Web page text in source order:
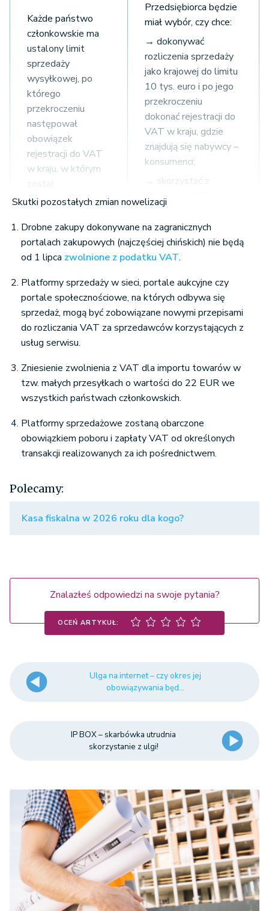
Każde państwo
członkowskie ma
ustalony limit
sprzedaży
wysyłkowej, po
którego
przekroczeniu
następował
obowiązek
rejestracji do VAT
w kraju, w którym
przekroczony limit.
rejestracją do VAT
w danym kraju,
składania w nim
tym samym
prowadzeniem
ewidencji VAT
zgodnie z
wymogami
określonymi w
danym państwie
członkowskim.
Przedsiębiorca będzie
miał wybór, czy chce:
→ dokonywać
rozliczenia sprzedaży
jako krajowej do limitu
10 tys. euro i po jego
przekroczeniu
dokonać rejestracji do
VAT w kraju, gdzie
znajdują się nabywcy –
konsumenci;
→ skorzystać z
procedury OSS, która
polega na
raportowaniu
wszystkich transakcji
wysyłkowych
w ramach jednej
deklaracji VAT. W
procedurze tej nie
będzie konieczna
każdym kraju
członkowskim, w
którym dokonywana
Skutki pozostałych zmian nowelizacji
Drobne zakupy dokonywane na zagranicznych
portalach zakupowych (najczęściej chińskich) nie będą
od 1 lipca zwolnione z podatku VAT.
Platformy sprzedaży w sieci, portale aukcyjne czy
portale społecznościowe, na których odbywa się
sprzedaż, mogą być zobowiązane nowymi przepisami
do rozliczania VAT za sprzedawców korzystających z
usług serwisu.
Zniesienie zwolnienia z VAT dla importu towarów w
tzw. małych przesyłkach o wartości do 22 EUR we
wszystkich państwach członkowskich.
Platformy sprzedażowe zostaną obarczone
obowiązkiem poboru i zapłaty VAT od określonych
transakcji realizowanych za ich pośrednictwem.
Polecamy:
Kasa fiskalna w 2026 roku dla kogo?
Znalazłeś odpowiedzi na swoje pytania?
OCEŃ ARTYKUŁ:
Ulga na internet – czy okres jej
obowiązywania będ...
IP BOX – skarbówka utrudnia
skorzystanie z ulgi!